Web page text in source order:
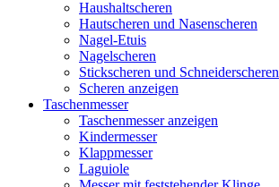
Haushaltscheren
Hautscheren und Nasenscheren
Nagel-Etuis
Nagelscheren
Stickscheren und Schneiderscheren
Scheren anzeigen
Taschenmesser
Taschenmesser anzeigen
Kindermesser
Klappmesser
Laguiole